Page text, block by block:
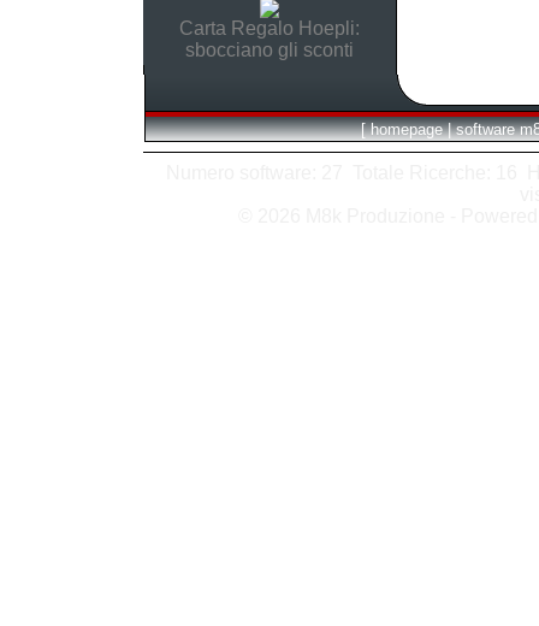
Carta Regalo Hoepli:
sbocciano gli sconti
[ homepage | software